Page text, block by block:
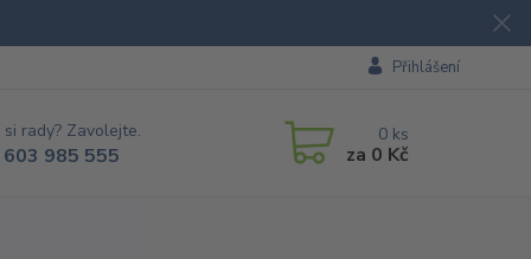
Přihlášení
rady? Zavolejte.
985 555
0 ks
za 0 Kč